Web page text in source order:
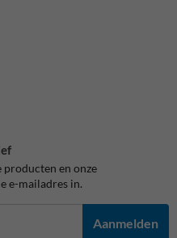
producten en onze
e-mailadres in.
Aanmelden